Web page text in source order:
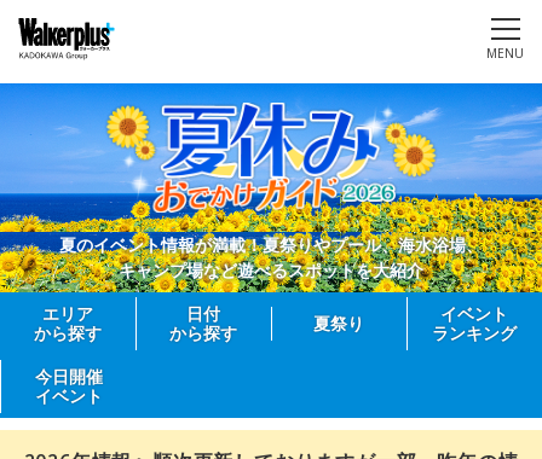
MENU
夏のイベント情報が満載！夏祭りやプール、海水浴場、
キャンプ場など遊べるスポットを大紹介
エリア
から探す
日付
から探す
夏祭り
イベント
ランキング
今日開催
イベント